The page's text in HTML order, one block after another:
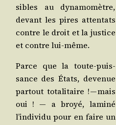
sibles au dyna­mo­mètre,
devant les pires atten­tats
contre le droit et la jus­tice
et contre lui-même.
Parce que la toute-puis­
sance des États, deve­nue
par­tout tota­li­taire ! — mais
oui ! ― a broyé, lami­né
l’in­di­vi­du pour en faire un